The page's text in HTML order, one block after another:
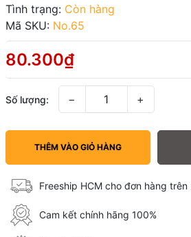
Tình trạng: Còn hàng
Mã SKU: No.65
80.300₫
Số lượng: − +
THÊM VÀO GIỎ HÀNG
Freeship HCM cho đơn hàng trên
Cam kết chính hãng 100%